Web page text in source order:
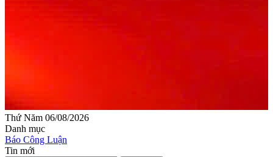
Thứ Năm 06/08/2026
Danh mục
Báo Công Luận
Tin mới